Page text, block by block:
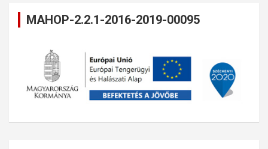
MAHOP-2.2.1-2016-2019-00095